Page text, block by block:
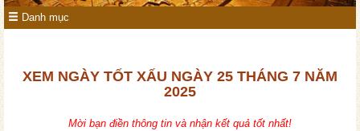
Danh mục
XEM NGÀY TỐT XẤU NGÀY 25 THÁNG 7 NĂM
2025
Mời bạn điền thông tin và nhận kết quả tốt nhất!